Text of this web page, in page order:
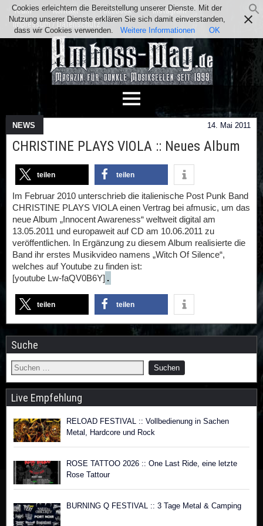
Team Kontakt Facebook
Instagram
Impressum / Datenschutz
NEWS 14. Mai 2011
CHRISTINE PLAYS VIOLA :: Neues Album
teilen teilen
Im Februar 2010 unterschrieb die italienische Post Punk Band
CHRISTINE PLAYS VIOLA einen Vertrag bei afmusic, um das
neue Album „Innocent Awareness“ weltweit digital am
13.05.2011 und europaweit auf CD am 10.06.2011 zu
veröffentlichen. In Ergänzung zu diesem Album realisierte die
Band ihr erstes Musikvideo namens „Witch Of Silence“,
welches auf Youtube zu finden ist:
[youtube Lw-faQV0B6Y] .
teilen teilen
Suche
Live Empfehlung
RELOAD FESTIVAL :: Vollbedienung in Sachen
Metal, Hardcore und Rock
ROSE TATTOO 2026 :: One Last Ride, eine letzte
Rose Tattour
BURNING Q FESTIVAL :: 3 Tage Metal & Camping
Cookies erleichtern die Bereitstellung unserer Dienste. Mit der
Nutzung unserer Dienste erklären Sie sich damit einverstanden,
dass wir Cookies verwenden.
Weitere Informationen OK